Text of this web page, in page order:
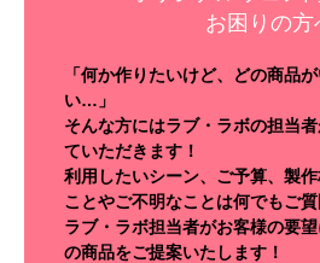
お困りの方
「何か作りたいけど、どの商品
い…」
そんな方にはラブ・ラボの担当
ていただきます！
利用したいシーン、ご予算、製
ことやご不明なことは何でもご質
ラブ・ラボ担当者がお客様の要
の商品をご提案いたします！